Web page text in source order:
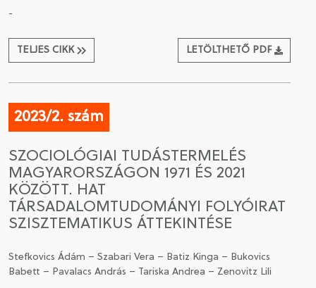
-
TELJES CIKK LETÖLTHETŐ PDF
2023/2. szám
SZOCIOLÓGIAI TUDÁSTERMELÉS
MAGYARORSZÁGON 1971 ÉS 2021
KÖZÖTT. HAT
TÁRSADALOMTUDOMÁNYI FOLYÓIRAT
SZISZTEMATIKUS ÁTTEKINTÉSE
Stefkovics Ádám – Szabari Vera – Batiz Kinga – Bukovics
Babett – Pavalacs András – Tariska Andrea – Zenovitz Lili